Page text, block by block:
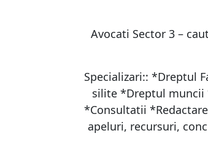
Avocati Sector 3 –
Specializari:: *Dreptul
silite *Dreptul
*Consultatii
apeluri, recursuri,